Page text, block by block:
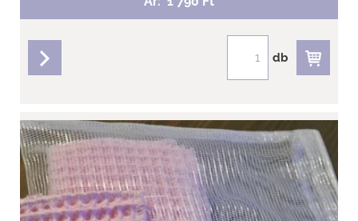
db
Shell pink - Arctisztító párna, puha
Arctisztító párna 10 db + mosózsák
Puha Waffel érzékeny bőrre